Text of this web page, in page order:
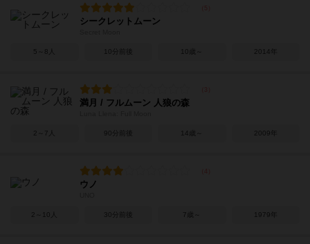
シークレットムーン
5～8人 10分前後 10歳～ 2014年
満月 / フルムーン 人狼の森
2～7人 90分前後 14歳～ 2009年
ウノ
2～10人 30分前後 7歳～ 1979年